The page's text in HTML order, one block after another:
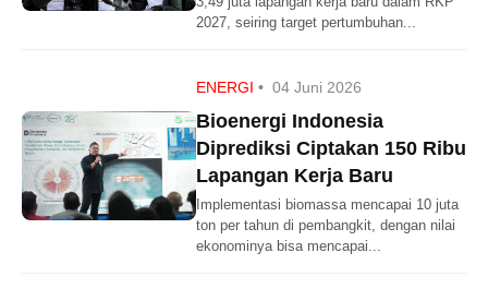
2027, seiring target pertumbuhan...
ENERGI • 04 Juni 2026
Bioenergi Indonesia
Diprediksi Ciptakan 150 Ribu
Lapangan Kerja Baru
Implementasi biomassa mencapai 10 juta
ton per tahun di pembangkit, dengan nilai
ekonominya bisa mencapai...